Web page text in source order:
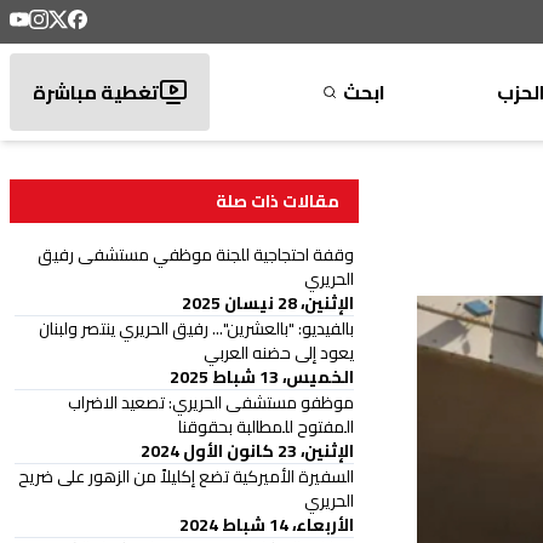
الحزب ابحث تغطية مباشرة
مقالات ذات صلة
وقفة احتجاجية للجنة موظفي مستشفى رفيق
الحريري
الإثنين، 28 نيسان 2025
بالفيديو: "بالعشرين"... رفيق الحريري ينتصر ولبنان
يعود إلى حضنه العربي
الخميس، 13 شباط 2025
موظفو مستشفى الحريري: تصعيد الاضراب
المفتوح للمطالبة بحقوقنا
الإثنين، 23 كانون الأول 2024
السفيرة الأميركية تضع إكليلاً من الزهور على ضريح
الحريري
الأربعاء، 14 شباط 2024